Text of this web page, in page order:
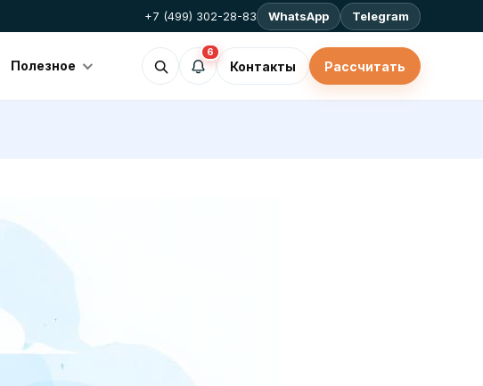
+7 (499) 302-28-83 WhatsApp Telegram
Полезное
6
Контакты Рассчитать